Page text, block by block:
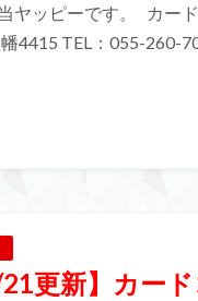
ヤッピーです。 カー
4415 TEL：055-260-
21更新】カー